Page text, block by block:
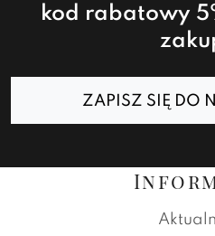
kod rabatowy
ZAPISZ SIĘ DO